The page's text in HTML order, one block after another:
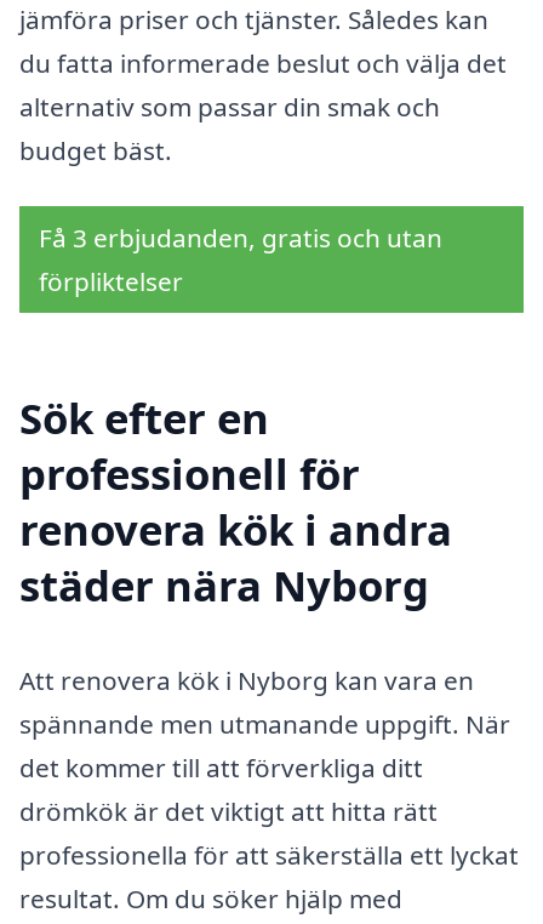
jämföra priser och tjänster. Således kan
du fatta informerade beslut och välja det
alternativ som passar din smak och
budget bäst.
Få 3 erbjudanden, gratis och utan
förpliktelser
Sök efter en
professionell för
renovera kök i andra
städer nära Nyborg
Att renovera kök i Nyborg kan vara en
spännande men utmanande uppgift. När
det kommer till att förverkliga ditt
drömkök är det viktigt att hitta rätt
professionella för att säkerställa ett lyckat
resultat. Om du söker hjälp med